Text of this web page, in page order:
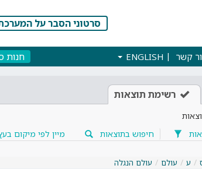
סרטוני הסבר על
קשר ENGLISH חנות
רשימת תוצאות
חיפוש בתוצאות מיין לפי מיקום
ע עולם
עולם הנגלה